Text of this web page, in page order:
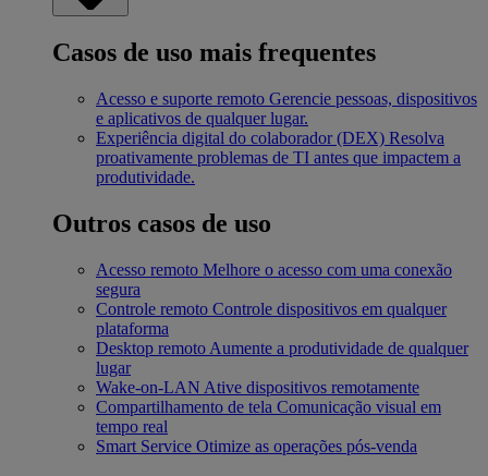
Casos de uso mais frequentes
Acesso e suporte remoto Gerencie pessoas, dispositivos
e aplicativos de qualquer lugar.
Experiência digital do colaborador (DEX) Resolva
proativamente problemas de TI antes que impactem a
produtividade.
Outros casos de uso
Acesso remoto Melhore o acesso com uma conexão
segura
Controle remoto Controle dispositivos em qualquer
plataforma
Desktop remoto Aumente a produtividade de qualquer
lugar
Wake-on-LAN Ative dispositivos remotamente
Compartilhamento de tela Comunicação visual em
tempo real
Smart Service Otimize as operações pós-venda